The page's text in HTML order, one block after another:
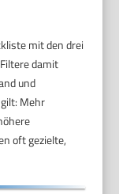
mit den drei
damit
und
Mehr
oft gezielte,